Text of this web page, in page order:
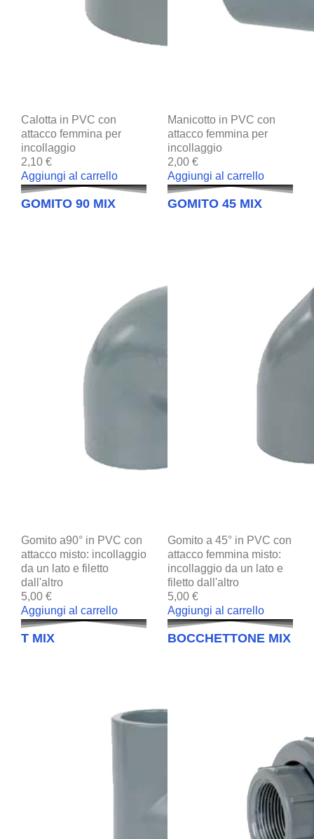
Calotta in PVC con
attacco femmina per
incollaggio
2,10 €
Aggiungi al carrello
Manicotto in PVC con
attacco femmina per
incollaggio
2,00 €
Aggiungi al carrello
GOMITO 90 MIX
Gomito a90° in PVC con
attacco misto: incollaggio
da un lato e filetto
dall'altro
5,00 €
Aggiungi al carrello
GOMITO 45 MIX
Gomito a 45° in PVC con
attacco femmina misto:
incollaggio da un lato e
filetto dall'altro
5,00 €
Aggiungi al carrello
T MIX BOCCHETTONE MIX